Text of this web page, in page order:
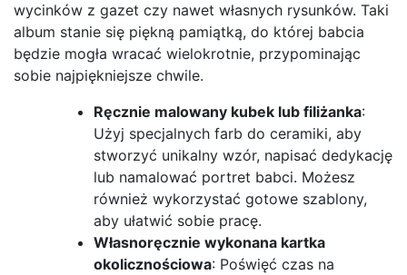
wycinków z gazet czy nawet własnych rysunków. Taki
album stanie się piękną pamiątką, do której babcia
będzie mogła wracać wielokrotnie, przypominając
sobie najpiękniejsze chwile.
Ręcznie malowany kubek lub filiżanka:
Użyj specjalnych farb do ceramiki, aby
stworzyć unikalny wzór, napisać dedykację
lub namalować portret babci. Możesz
również wykorzystać gotowe szablony,
aby ułatwić sobie pracę.
Własnoręcznie wykonana kartka
okolicznościowa: Poświęć czas na